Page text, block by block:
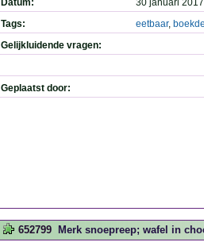
Datum:
30 januari
Tags:
eetbaar,
Gelijkluidende vragen:
Geplaatst door:
652799 Merk snoepreep; wafel in